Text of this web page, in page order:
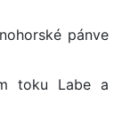
pánve
toku Labe a